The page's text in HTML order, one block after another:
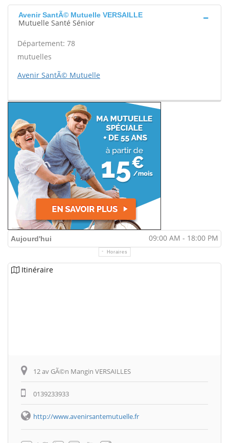
Avenir SantÃ© Mutuelle VERSAILLE
Mutuelle Santé Sénior
Département: 78
mutuelles
Avenir SantÃ© Mutuelle
Aujourd'hui 09:00 AM - 18:00 PM
Horaires
Itinéraire
12 av GÃ©n Mangin VERSAILLES
0139233933
http://www.avenirsantemutuelle.fr